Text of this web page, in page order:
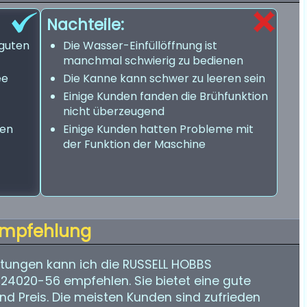
Nachteile:
Die Wasser-Einfüllöffnung ist
manchmal schwierig zu bedienen
Die Kanne kann schwer zu leeren sein
Einige Kunden fanden die Brühfunktion
nicht überzeugend
Einige Kunden hatten Probleme mit
der Funktion der Maschine
kann ich die RUSSELL HOBBS
56 empfehlen. Sie bietet eine gute
Preis. Die meisten Kunden sind zufrieden